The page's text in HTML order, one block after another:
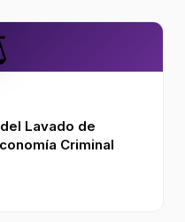
Lavado de
Criminal